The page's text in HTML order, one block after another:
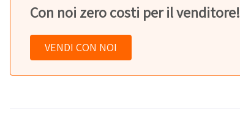
Con noi zero costi per il venditore!
VENDI CON NOI